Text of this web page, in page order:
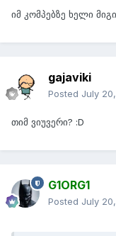
იმ კომპებზე ხელი
gajaviki
Posted July
თიმ ვიუვერი? :D
G1ORG1
Posted July